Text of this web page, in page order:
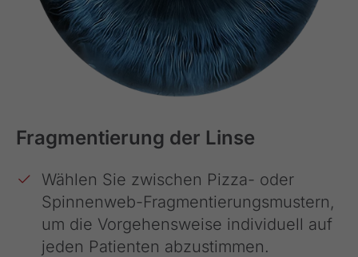
Fragmentierung der Linse
Wählen Sie zwischen Pizza- oder
Spinnenweb-Fragmentierungsmustern,
um die Vorgehensweise individuell auf
jeden Patienten abzustimmen.